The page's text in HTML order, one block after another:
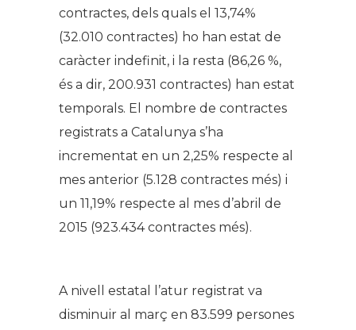
contractes, dels quals el 13,74%
(32.010 contractes) ho han estat de
caràcter indefinit, i la resta (86,26 %,
és a dir, 200.931 contractes) han estat
temporals. El nombre de contractes
registrats a Catalunya s’ha
incrementat en un 2,25% respecte al
mes anterior (5.128 contractes més) i
un 11,19% respecte al mes d’abril de
2015 (923.434 contractes més).
A nivell estatal l’atur registrat va
disminuir al març en 83.599 persones